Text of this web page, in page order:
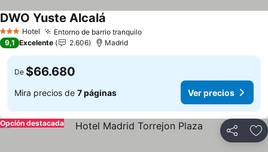
3 Estrellas
Hotel Entorno de barrio tranquilo
DWO Yuste Alcalá
9,1 Excelente 2.606 Madrid
De $66.680
Mira precios de 7 páginas Ver precios
Compartir
Opción destacada